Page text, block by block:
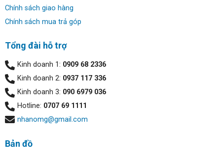
Chính sách giao hàng
Chính sách mua trả góp
Tổng đài hỗ trợ
Kinh doanh 1: 0909 68 2336
Kinh doanh 2: 0937 117 336
Kinh doanh 3: 090 6979 036
Hotline: 0707 69 1111
nhanomg@gmail.com
Bản đồ